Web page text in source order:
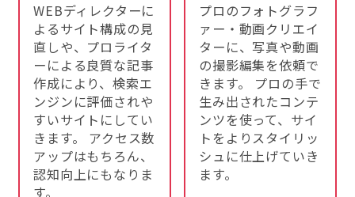
WEBディレクターに
よるサイト構成の見
直しや、プロライタ
ーによる良質な記事
作成により、検索エ
ンジンに評価されや
すいサイトにしてい
きます。 アクセス数
アップはもちろん、
認知向上にもなりま
す。
プロのフォトグラフ
ァー・動画クリエイ
ターに、写真や動画
の撮影編集を依頼で
きます。 プロの手で
生み出されたコンテ
ンツを使って、サイ
トをよりスタイリッ
シュに仕上げていき
ます。